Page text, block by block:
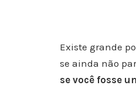
Existe grande
se ainda não
se você fosse